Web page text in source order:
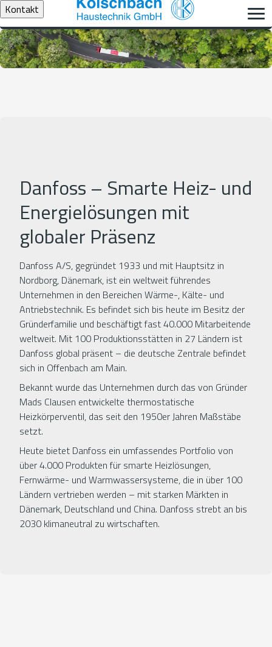
Kontakt
Danfoss – Smarte Heiz- und
Energielösungen mit
globaler Präsenz
Danfoss A/S, gegründet 1933 und mit Hauptsitz in
Nordborg, Dänemark, ist ein weltweit führendes
Unternehmen in den Bereichen Wärme-, Kälte- und
Antriebstechnik. Es befindet sich bis heute im Besitz der
Gründerfamilie und beschäftigt fast 40.000 Mitarbeitende
weltweit. Mit 100 Produktionsstätten in 27 Ländern ist
Danfoss global präsent – die deutsche Zentrale befindet
sich in Offenbach am Main.
Bekannt wurde das Unternehmen durch das von Gründer
Mads Clausen entwickelte thermostatische
Heizkörperventil, das seit den 1950er Jahren Maßstäbe
setzt.
Heute bietet Danfoss ein umfassendes Portfolio von
über 4.000 Produkten für smarte Heizlösungen,
Fernwärme- und Warmwassersysteme, die in über 100
Ländern vertrieben werden – mit starken Märkten in
Dänemark, Deutschland und China. Danfoss strebt an bis
2030 klimaneutral zu wirtschaften.